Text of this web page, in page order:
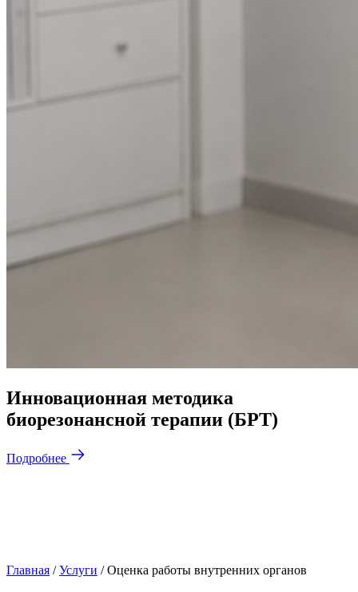
Инновационная методика
биорезонансной терапии (БРТ)
Подробнее
Главная /Услуги /Оценка работы внутренних органов